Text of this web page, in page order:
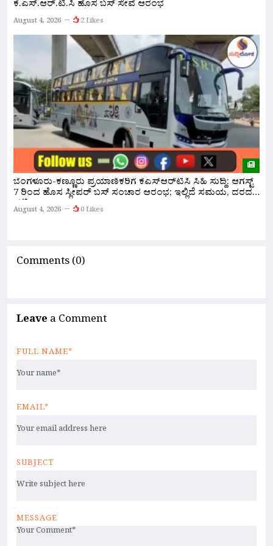
ಕೆ.ಎಸ್.ಆರ್.ಟಿ.ಸಿ ಹೊಸ ಬಸ್ ಸೇವೆ ಆರಂಭ
August 4, 2026 2 Likes
ಬೆಂಗಳೂರು-ಕಣ್ಣೂರು ಪ್ರಯಾಣಿಕರಿಗೆ ಕೆಎಸ್‌ಆರ್‌ಟಿಸಿ ಸಿಹಿ ಸುದ್ದಿ: ಆಗಸ್ಟ್
7 ರಿಂದ ಹೊಸ ಸ್ಲೀಪರ್ ಬಸ್ ಸಂಚಾರ ಆರಂಭ; ಇಲ್ಲಿದೆ ಸಮಯ, ದರದ
ಪಟ್ಟಿ!
August 4, 2026 0 Likes
Comments (0)
Leave a Comment
FULL NAME*
EMAIL*
SUBJECT
MESSAGE